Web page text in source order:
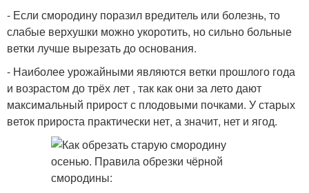
- Если смородину поразил вредитель или болезнь, то
слабые верхушки можно укоротить, но сильно больные
ветки лучше вырезать до основания.
- Наиболее урожайными являются ветки прошлого года
и возрастом до трёх лет , так как они за лето дают
максимальный прирост с плодовыми почками. У старых
веток прироста практически нет, а значит, нет и ягод.